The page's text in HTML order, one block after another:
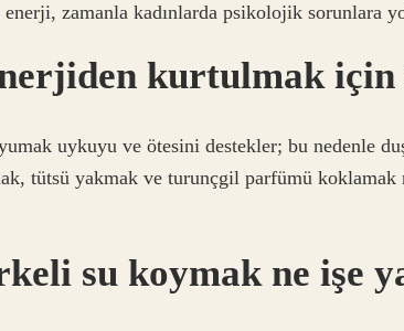
zamanla kadınlarda psikolojik sorunlara
kurtulmak için
uykuyu ve ötesini destekler; bu nedenle
tütsü yakmak ve turunçgil parfümü
su koymak ne işe